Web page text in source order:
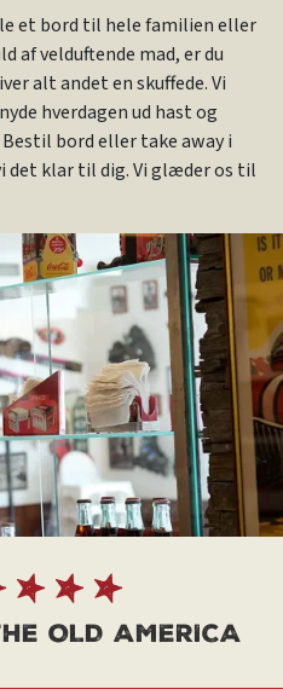
et bord til hele familien eller
af velduftende mad, er du
alt andet en skuffede. Vi
hverdagen ud hast og
Bestil bord eller take away i
det klar til dig. Vi glæder os til
OLD AMERICA